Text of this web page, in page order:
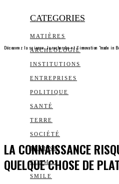
CATEGORIES
MATIÈRES
ARCHEOLOGIE
INSTITUTIONS
ENTREPRISES
POLITIQUE
SANTÉ
TERRE
SOCIÉTÉ
TECHNO
COSMOS
SMILE
Découvrez la science, la recherche et l’innovation "made in
LA CONNAISSANCE
QUELQUE CHOSE DE